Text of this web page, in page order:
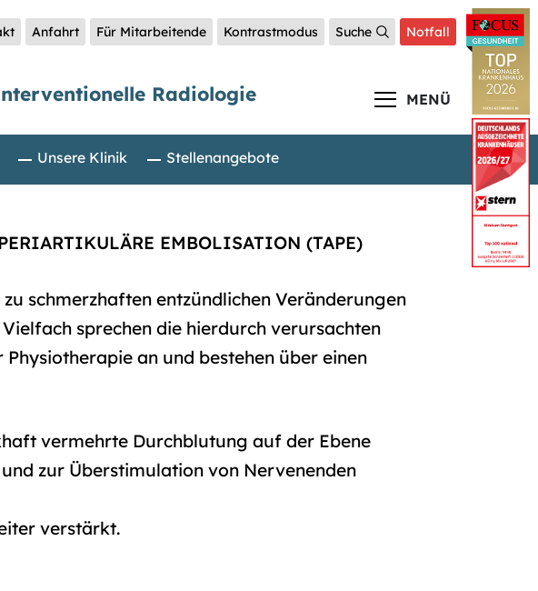
Anfahrt Für Mitarbeitende Kontrastmodus Suche Notfall
Radiologie MENÜ
Unsere Klinik Stellenangebote
EMBOLISATION (TAPE)
schmerzhaften entzündlichen Veränderungen
sprechen die hierdurch verursachten
an und bestehen über einen
vermehrte Durchblutung auf der Ebene
zur Überstimulation von Nervenenden
verstärkt.